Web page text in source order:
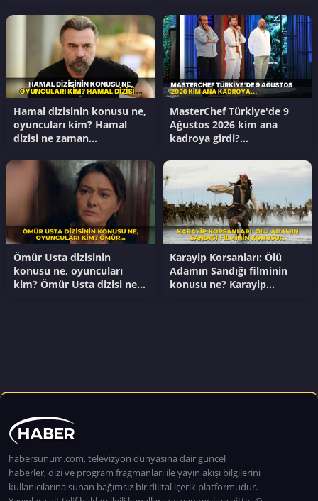
Hamal dizisinin konusu ne,
oyuncuları kim? Hamal
dizisi ne zaman
MasterChef Türkiye'de 9
Ağustos 2026 kim ana
kadroya girdi?
Ömür Usta dizisinin
konusu ne, oyuncuları
kim? Ömür Usta dizisi ne
Karayip Korsanları: Ölü
Adamın Sandığı filminin
konusu ne? Karayip
habersunum.com, televizyon dünyasına dair güncel
haberler, dizi ve program fragmanları ile yayın akışı bilgilerini
kullanıcılarına sunan bağımsız bir dijital içerik platformudur.